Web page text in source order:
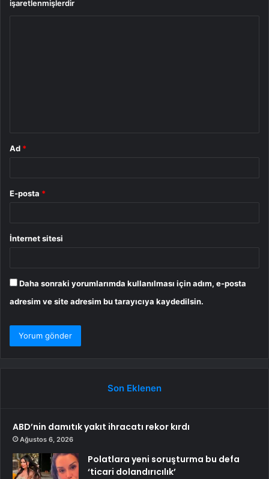
işaretlenmişlerdir
Ad *
E-posta *
İnternet sitesi
Daha sonraki yorumlarımda kullanılması için adım, e-posta
adresim ve site adresim bu tarayıcıya kaydedilsin.
Son Eklenen
ABD’nin damıtık yakıt ihracatı rekor kırdı
Ağustos 6, 2026
Polatlara yeni soruşturma bu defa
‘ticari dolandırıcılık’